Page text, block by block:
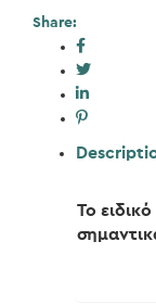
ποσότητα
Share:
Το